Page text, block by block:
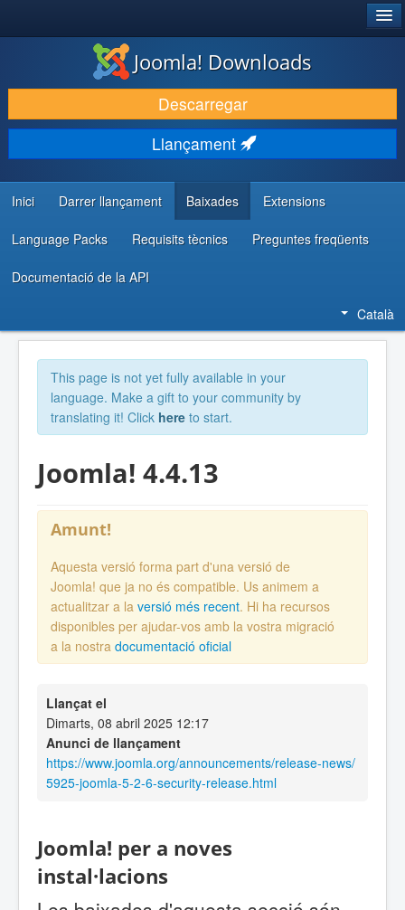
DESCARREGA & AMPLIA
DESCOBRIR & APRENDRE
COMUNITAT & SUPORT
RECURSOS PER DESENVOLUPADORS/ES
Joomla! Downloads
Descarregar
Llançament
Inici Darrer llançament Baixades Extensions
Language Packs Requisits tècnics Preguntes freqüents
Documentació de la API
Català
This page is not yet fully available in your
language. Make a gift to your community by
translating it! Click here to start.
Joomla! 4.4.13
Amunt!
Aquesta versió forma part d'una versió de
Joomla! que ja no és compatible. Us animem a
actualitzar a la versió més recent. Hi ha recursos
disponibles per ajudar-vos amb la vostra migració
a la nostra documentació oficial
Llançat el
Dimarts, 08 abril 2025 12:17
Anunci de llançament
https://www.joomla.org/announcements/release-news/
5925-joomla-5-2-6-security-release.html
Joomla! per a noves
instal·lacions